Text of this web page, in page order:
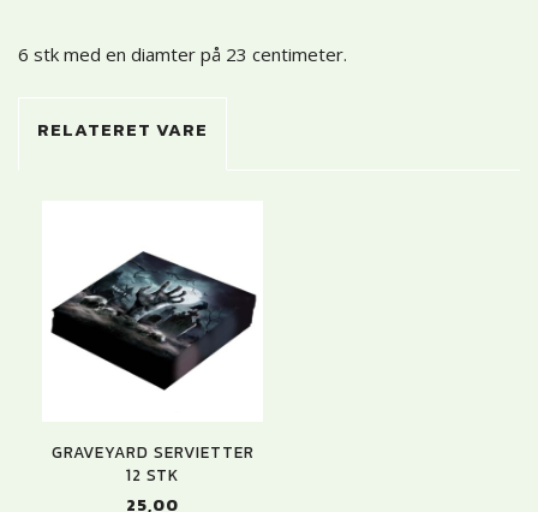
6 stk med en diamter på 23 centimeter.
RELATERET VARE
GRAVEYARD SERVIETTER
12 STK
25,00